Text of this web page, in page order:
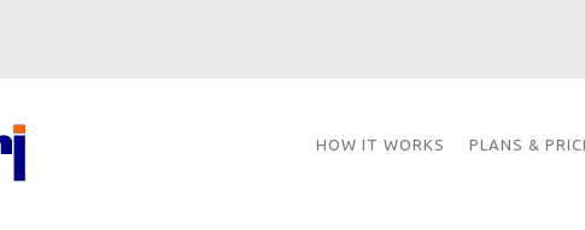
HOW IT WORKS PLANS &